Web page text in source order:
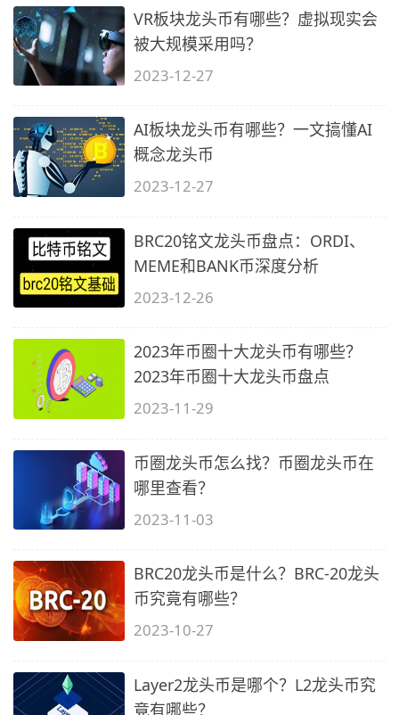
VR板块龙头币有哪些？虚拟现实会
被大规模采用吗？
2023-12-27
AI板块龙头币有哪些？一文搞懂AI
概念龙头币
2023-12-27
BRC20铭文龙头币盘点：ORDI、
MEME和BANK币深度分析
2023-12-26
2023年币圈十大龙头币有哪些？
2023年币圈十大龙头币盘点
2023-11-29
币圈龙头币怎么找？币圈龙头币在
哪里查看？
2023-11-03
BRC20龙头币是什么？BRC-20龙头
币究竟有哪些？
2023-10-27
Layer2龙头币是哪个？L2龙头币究
竟有哪些？